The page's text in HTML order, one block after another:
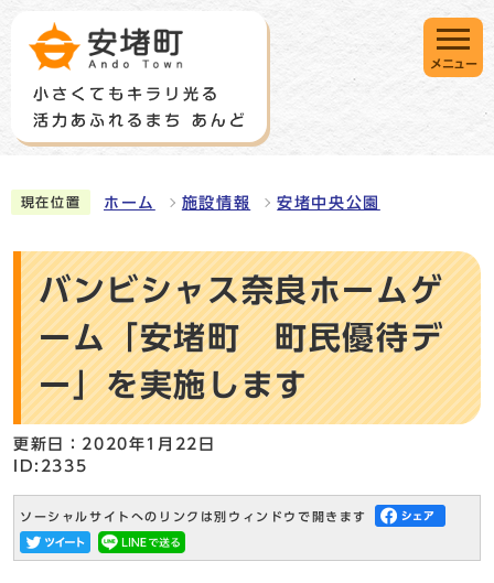
メニュー
現在位置 ホーム 施設情報 安堵中央公園
バンビシャス奈良ホームゲ
ーム「安堵町 町民優待デ
ー」を実施します
更新日：2020年1月22日
ID:2335
ソーシャルサイトへのリンクは別ウィンドウで開きます